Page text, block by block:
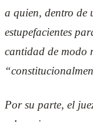
a quien, dentro de
estupefacientes
cantidad de modo
Por su parte, el